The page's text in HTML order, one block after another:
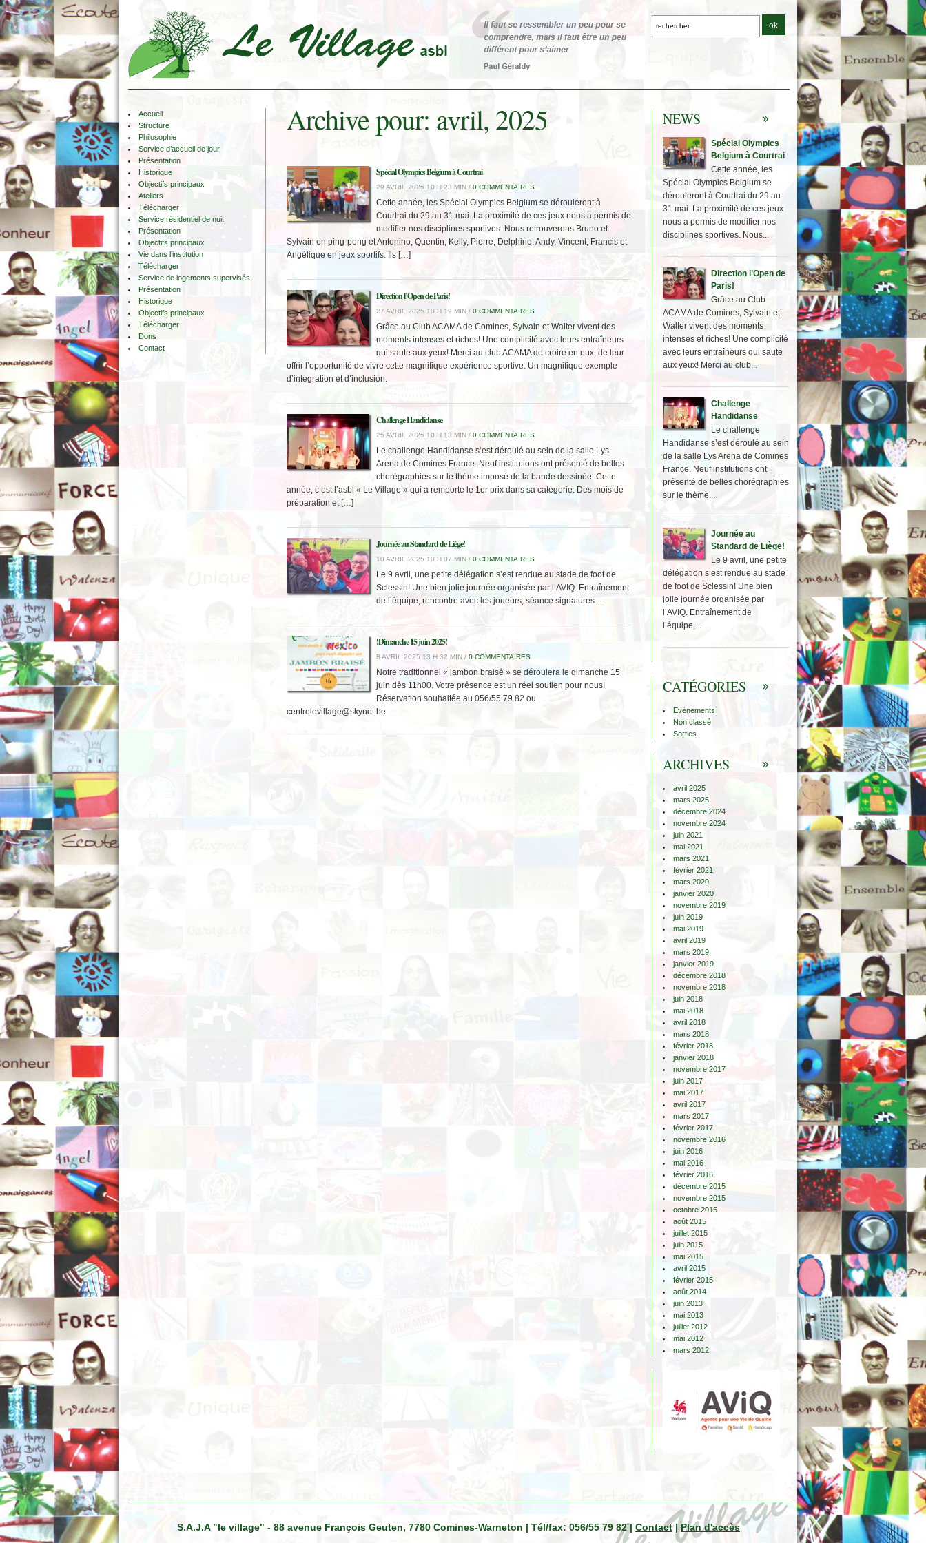
Archive pour: avril, 2025
Accueil
Structure
Philosophie
Service d’accueil de jour
Présentation
Historique
Objectifs principaux
Ateliers
Télécharger
Service résidentiel de nuit
Présentation
Objectifs principaux
Vie dans l’institution
Télécharger
Service de logements supervisés
Présentation
Historique
Objectifs principaux
Télécharger
Dons
Contact
Spécial Olympics Belgium à Courtrai
29 AVRIL 2025 10 H 23 MIN / 0 COMMENTAIRES
Cette année, les Spécial Olympics Belgium se dérouleront à
Courtrai du 29 au 31 mai. La proximité de ces jeux nous a permis de
modifier nos disciplines sportives. Nous retrouverons Bruno et
Sylvain en ping-pong et Antonino, Quentin, Kelly, Pierre, Delphine, Andy, Vincent, Francis et
Angélique en jeux sportifs. Ils […]
Direction l’Open de Paris!
27 AVRIL 2025 10 H 19 MIN / 0 COMMENTAIRES
Grâce au Club ACAMA de Comines, Sylvain et Walter vivent des
moments intenses et riches! Une complicité avec leurs entraîneurs
qui saute aux yeux! Merci au club ACAMA de croire en eux, de leur
offrir l’opportunité de vivre cette magnifique expérience sportive. Un magnifique exemple
d’intégration et d’inclusion.
Challenge Handidanse
25 AVRIL 2025 10 H 13 MIN / 0 COMMENTAIRES
Le challenge Handidanse s’est déroulé au sein de la salle Lys
Arena de Comines France. Neuf institutions ont présenté de belles
chorégraphies sur le thème imposé de la bande dessinée. Cette
année, c’est l’asbl « Le Village » qui a remporté le 1er prix dans sa catégorie. Des mois de
préparation et […]
Journée au Standard de Liège!
10 AVRIL 2025 10 H 07 MIN / 0 COMMENTAIRES
Le 9 avril, une petite délégation s’est rendue au stade de foot de
Sclessin! Une bien jolie journée organisée par l’AVIQ. Entraînement
de l’équipe, rencontre avec les joueurs, séance signatures…
!Dimanche 15 juin 2025!
8 AVRIL 2025 13 H 32 MIN / 0 COMMENTAIRES
Notre traditionnel « jambon braisé » se déroulera le dimanche 15
juin dès 11h00. Votre présence est un réel soutien pour nous!
Réservation souhaitée au 056/55.79.82 ou
centrelevillage@skynet.be
NEWS
Spécial Olympics
Belgium à Courtrai
Cette année, les
Spécial Olympics Belgium se
dérouleront à Courtrai du 29 au
31 mai. La proximité de ces jeux
nous a permis de modifier nos
disciplines sportives. Nous...
Direction l’Open de
Paris!
Grâce au Club
ACAMA de Comines, Sylvain et
Walter vivent des moments
intenses et riches! Une complicité
avec leurs entraîneurs qui saute
aux yeux! Merci au club...
Challenge
Handidanse
Le challenge
Handidanse s’est déroulé au sein
de la salle Lys Arena de Comines
France. Neuf institutions ont
présenté de belles chorégraphies
sur le thème...
Journée au
Standard de Liège!
Le 9 avril, une petite
délégation s’est rendue au stade
de foot de Sclessin! Une bien
jolie journée organisée par
l’AVIQ. Entraînement de
l’équipe,...
CATÉGORIES
Evénements
Non classé
Sorties
ARCHIVES
avril 2025
mars 2025
décembre 2024
novembre 2024
juin 2021
mai 2021
mars 2021
février 2021
mars 2020
janvier 2020
novembre 2019
juin 2019
mai 2019
avril 2019
mars 2019
janvier 2019
décembre 2018
novembre 2018
juin 2018
mai 2018
avril 2018
mars 2018
février 2018
janvier 2018
novembre 2017
juin 2017
mai 2017
avril 2017
mars 2017
février 2017
novembre 2016
juin 2016
mai 2016
février 2016
décembre 2015
novembre 2015
octobre 2015
août 2015
juillet 2015
juin 2015
mai 2015
avril 2015
février 2015
août 2014
juin 2013
mai 2013
juillet 2012
mai 2012
mars 2012
S.A.J.A "le village" - 88 avenue François Geuten, 7780 Comines-Warneton | Tél/fax: 056/55 79 82 | Contact| Plan d'accès